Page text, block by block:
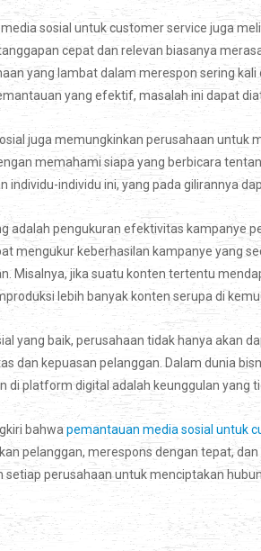
sosial untuk customer service juga
cepat dan relevan biasanya
yang lambat dalam merespon sering
yang efektif, masalah ini dapat
juga memungkinkan perusahaan untuk
memahami siapa yang berbicara
individu-individu ini, yang pada gilirannya
adalah pengukuran efektivitas kampanye
mengukur keberhasilan kampanye yang
Misalnya, jika suatu konten tertentu
lebih banyak konten serupa di
yang baik, perusahaan tidak hanya akan
dan kepuasan pelanggan. Dalam dunia
di platform digital adalah keunggulan yang
bahwa pemantauan media sosial untuk
pelanggan, merespons dengan tepat,
perusahaan untuk menciptakan